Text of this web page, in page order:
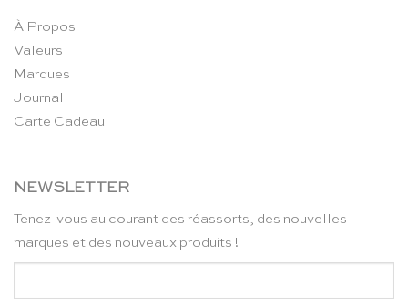
À Propos
Valeurs
Marques
Journal
Carte Cadeau
NEWSLETTER
Tenez-vous au courant des réassorts, des nouvelles
marques et des nouveaux produits !